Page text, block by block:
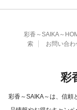
彩香～SAIKA～
索
お問い合わ
彩
彩香～SAIKA～は、信頼